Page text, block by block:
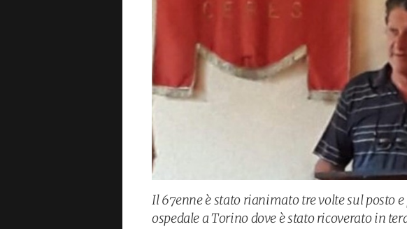
Il 67enne è stato rianimato tre volte sul posto
ospedale a Torino dove è stato ricoverato in